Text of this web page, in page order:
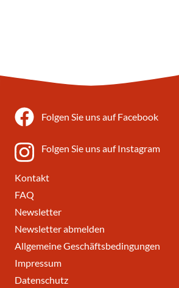
Folgen Sie uns auf Facebook
Folgen Sie uns auf Instagram
Kontakt
FAQ
Newsletter
Newsletter abmelden
Allgemeine Geschäftsbedingungen
Impressum
Datenschutz